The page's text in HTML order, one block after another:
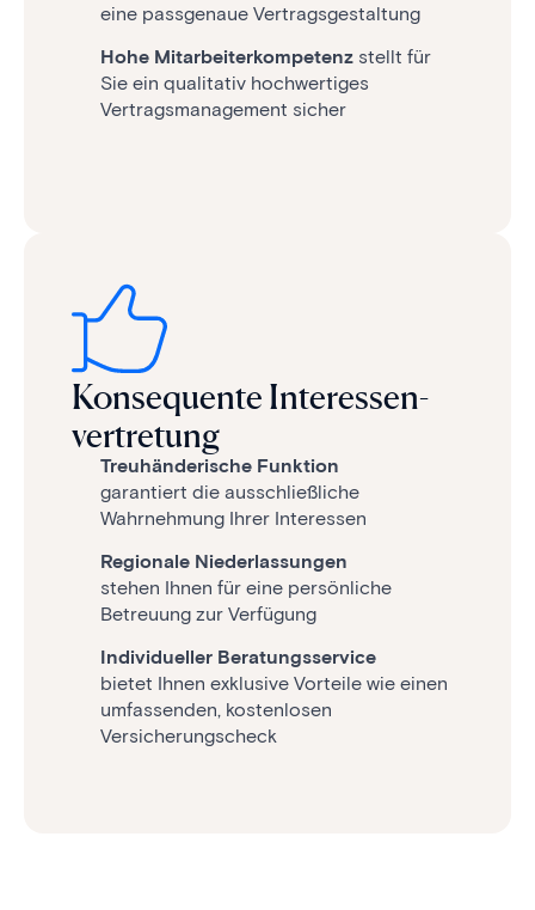
eine passgenaue Vertragsgestaltung
Hohe Mitarbeiterkompetenz stellt für
Sie ein qualitativ hochwertiges
Vertragsmanagement sicher
Konsequente Interessen­
vertretung
Treuhänderische Funktion
garantiert die ausschließliche
Wahrnehmung Ihrer Interessen
Regionale Niederlassungen
stehen Ihnen für eine persönliche
Betreuung zur Verfügung
Individueller Beratungsservice
bietet Ihnen exklusive Vorteile wie einen
umfassenden, kostenlosen
Versicherungscheck